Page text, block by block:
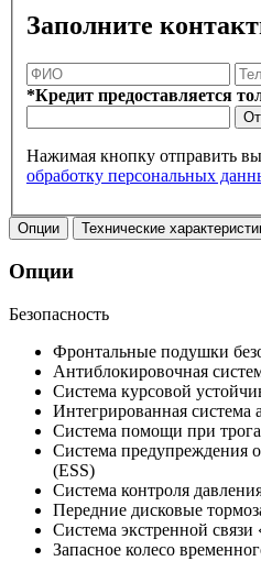
Заполните
*Кредит предоставляется
Нажимая кнопку отправить вы
обработку персональных
Опции Технические
Опции
Безопасность
Фронтальные подушки
Антиблокировочная
Система курсовой
Интегрированная система
Система помощи при
Система предупреждения
(ESS)
Система контроля
Передние дисковые
Система экстренной
Запасное колесо